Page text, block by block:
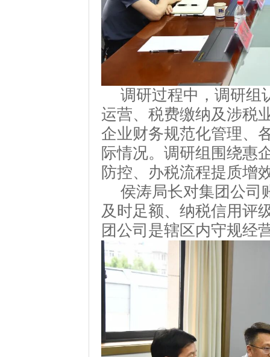
调研过程中，调研组
运营、税费缴纳及涉税
企业财务规范化管理、
际情况。调研组围绕惠
防控、办税流程提质增
侯涛局长对集团公司
及时足额、纳税信用评
团公司是辖区内守规经